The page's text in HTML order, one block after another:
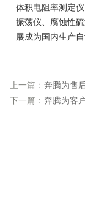
体积电阻率测定
振荡仪、腐蚀性
展成为国内生产
上一篇： 奔腾为售
下一篇： 奔腾为客